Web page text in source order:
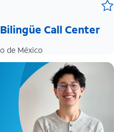
Call Center
de México